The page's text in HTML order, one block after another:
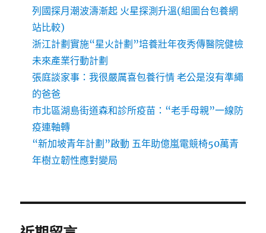
列國探月潮波濤漸起 火星探測升溫(組圖台包養網
站比較)
浙江計劃實施“星火計劃”培養壯年夜秀傳醫院健檢
未來產業行動計劃
張庭談家事：我很嚴厲喜包養行情 老公是沒有準繩
的爸爸
市北區湖島街道森和診所疫苗：“老手母親”一線防
疫連軸轉
“新加坡青年計劃”啟動 五年助億嵐電競椅50萬青
年樹立韌性應對變局